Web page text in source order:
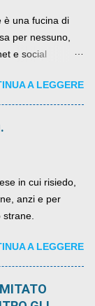
è una fucina di
per nessuno,
e social
nel web.
A LEGGERE
in cui risiedo,
anzi e per
A LEGGERE